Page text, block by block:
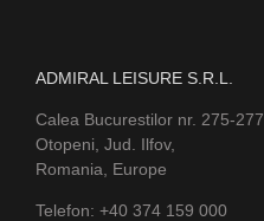
ADMIRAL LEISURE S.R.L.
Calea Bucurestilor nr. 275-277
Otopeni, Jud. Ilfov,
Romania, Europe
Telefon: +40 374 159 000